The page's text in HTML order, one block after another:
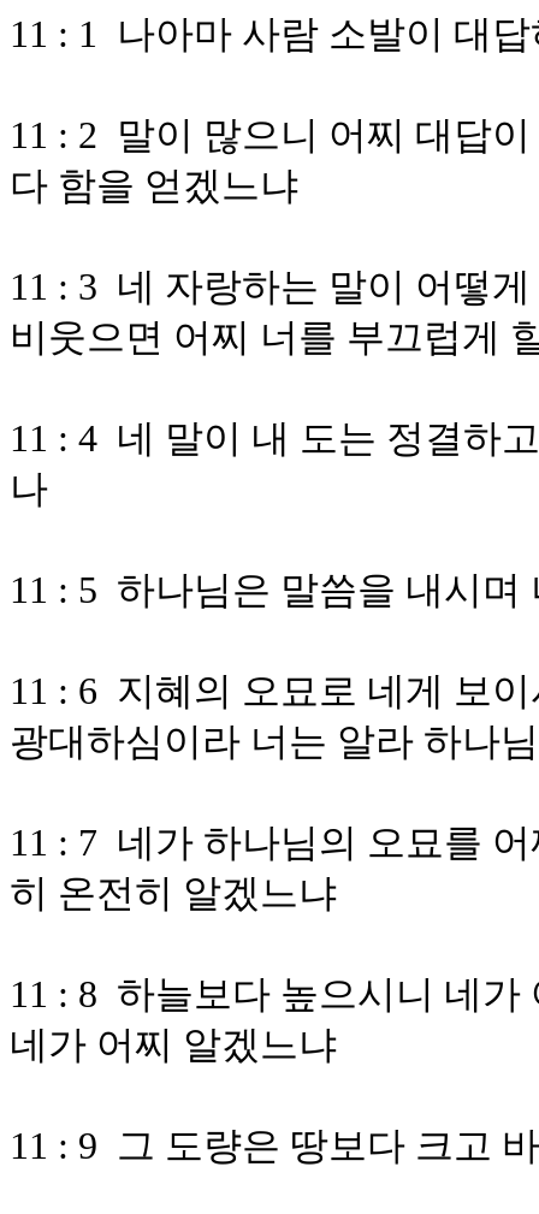
11 : 1 나아마 사람 소발이 대
11 : 2 말이 많으니 어찌 대답
다 함을 얻겠느냐
11 : 3 네 자랑하는 말이 어떻
비웃으면 어찌 너를 부끄럽게
11 : 4 네 말이 내 도는 정결하
나
11 : 5 하나님은 말씀을 내시며
11 : 6 지혜의 오묘로 네게 보
광대하심이라 너는 알라 하나
11 : 7 네가 하나님의 오묘를
히 온전히 알겠느냐
11 : 8 하늘보다 높으시니 네
네가 어찌 알겠느냐
11 : 9 그 도량은 땅보다 크고